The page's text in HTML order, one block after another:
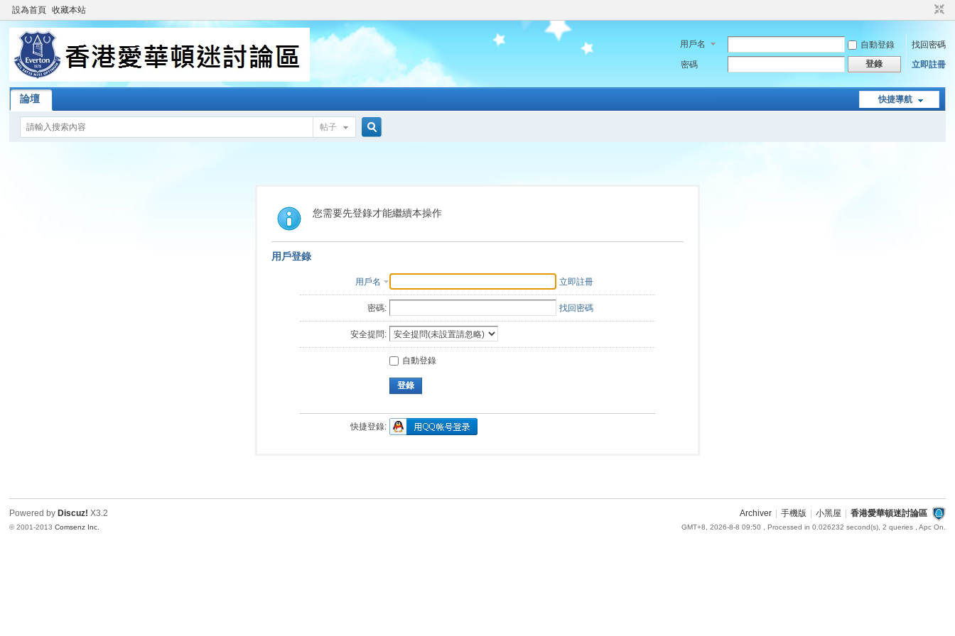
設為首頁 收藏本站
用戶名 自動登錄
找回密碼
密碼
登錄 立即註冊
快捷導航
論壇
帖子
索
您需要先登錄才能繼續本操作
用戶登錄
用戶名 立即註冊
密碼: 找回密碼
安全提問:
自動登錄
登錄
快捷登錄:
Archiver 手機版 小黑屋 香港愛華頓迷討論區
GMT+8, 2026-8-8 09:50 , Processed in 0.026232 second(s), 2 queries , Apc On.
Powered by Discuz! X3.2
© 2001-2013Comsenz Inc.